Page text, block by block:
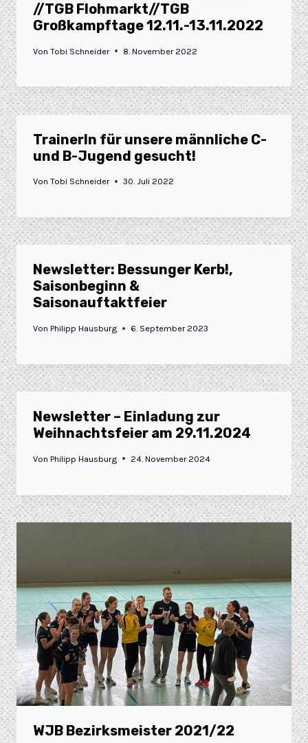
//TGB Flohmarkt//TGB
Großkampftage 12.11.-13.11.2022
Von Tobi Schneider 8. November 2022
TrainerIn für unsere männliche C-
und B-Jugend gesucht!
Von Tobi Schneider 30. Juli 2022
Newsletter: Bessunger Kerb!,
Saisonbeginn &
Saisonauftaktfeier
Von Philipp Hausburg 6. September 2023
Newsletter – Einladung zur
Weihnachtsfeier am 29.11.2024
Von Philipp Hausburg 24. November 2024
WJB Bezirksmeister 2021/22